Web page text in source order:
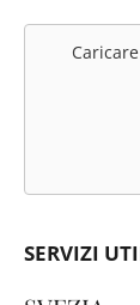
SERVIZI